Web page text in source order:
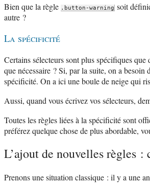
Bien que la règle .button-warning soit
autre ?
La spécificité
Certains sélecteurs sont plus spécifiques
que nécessaire ? Si, par la suite, on a
spécificité. On a ici une boule de neige qui
Aussi, quand vous écrivez vos sélecteurs,
Toutes les règles liées à la spécificité sont
préférez quelque chose de plus abordable,
L’ajout de nouvelles règles :
Prenons une situation classique : il y a une